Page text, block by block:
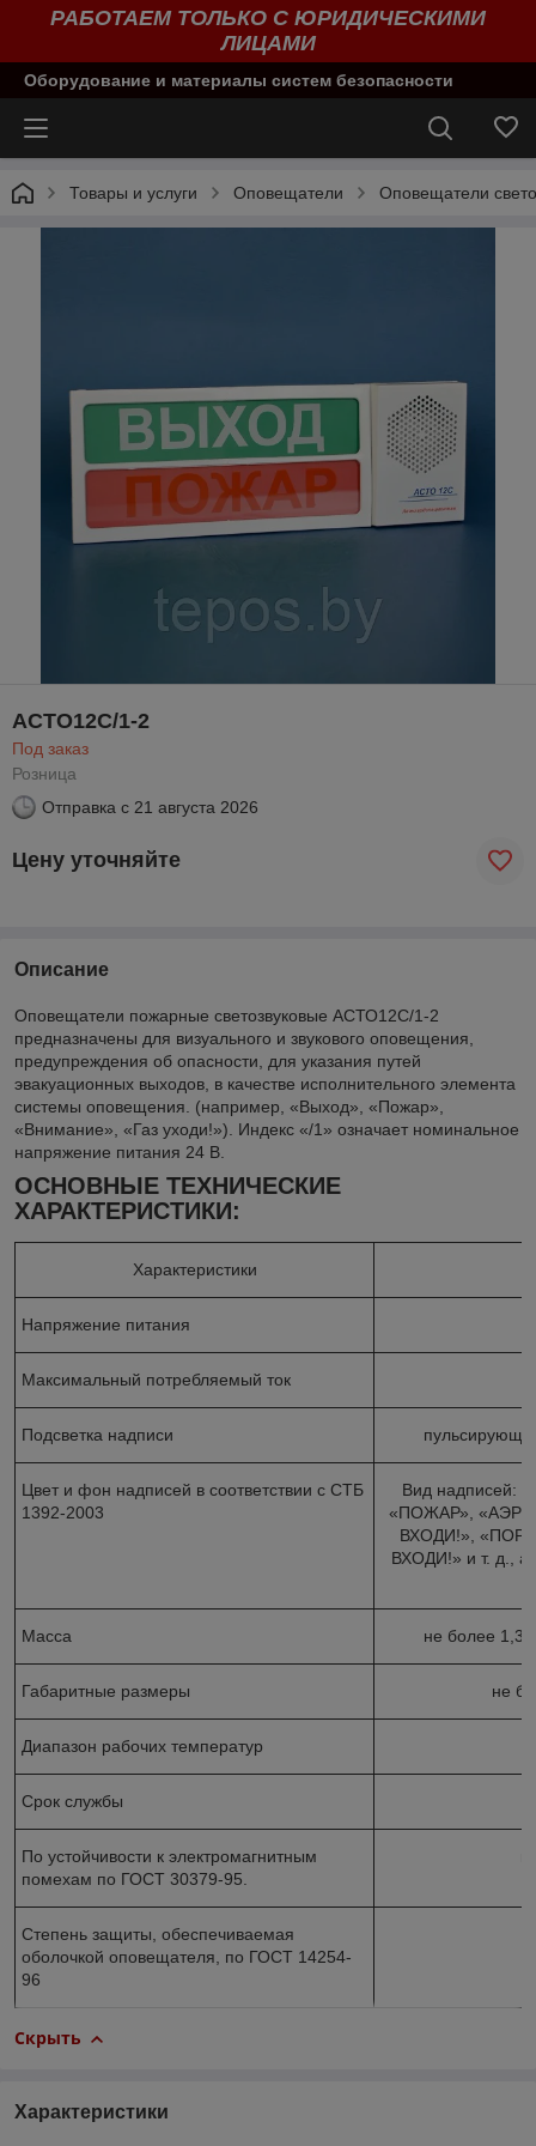
РАБОТАЕМ ТОЛЬКО С ЮРИДИЧЕСКИМИ
ЛИЦАМИ
Оборудование и материалы систем безопасности
Товары и услуги Оповещатели Оповещатели
АСТО12С/1-2
Под заказ
Розница
Отправка с 21 августа 2026
Цену уточняйте
Описание
Оповещатели пожарные светозвуковые АСТО12С/1-2
предназначены для визуального и звукового оповещения,
предупреждения об опасности, для указания путей
эвакуационных выходов, в качестве исполнительного элемента
системы оповещения. (например, «Выход», «Пожар»,
«Внимание», «Газ уходи!»). Индекс «/1» означает номинальное
напряжение питания 24 В.
ОСНОВНЫЕ ТЕХНИЧЕСКИЕ
ХАРАКТЕРИСТИКИ:
Характеристики
Напряжение питания
Максимальный потребляемый ток
Подсветка надписи
Цвет и фон надписей в соответствии с СТБ
1392-2003
Вид
«ПОЖАР»,
ВХОДИ!»,
ВХОДИ!» и т. д., а
Масса не более 1,3
Габаритные размеры не
Диапазон рабочих температур
Срок службы
По устойчивости к электромагнитным
помехам по ГОСТ 30379-95.
Степень защиты, обеспечиваемая
оболочкой оповещателя, по ГОСТ 14254-
96
Скрыть
Характеристики